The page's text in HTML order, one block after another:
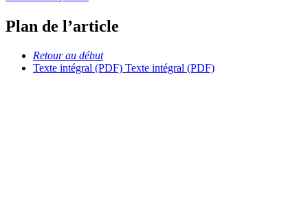
Plan de l’article
Retour au début
Texte intégral (PDF) Texte intégral (PDF)